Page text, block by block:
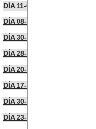
DÍA 11-05-2026
DÍA 08-05-2026
DÍA 30-04-2026
DÍA 28-04-2026
DÍA 20-04-2026
DÍA 17-04-2026
DÍA 30-03-2026
DÍA 23-03-2026